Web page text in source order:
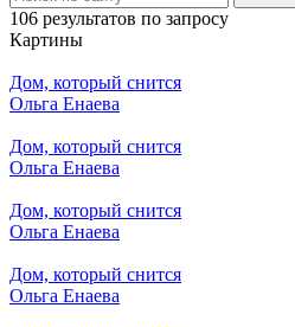
106 результатов по запросу
Картины
Дом, который снится
Ольга Енаева
Дом, который снится
Ольга Енаева
Дом, который снится
Ольга Енаева
Дом, который снится
Ольга Енаева